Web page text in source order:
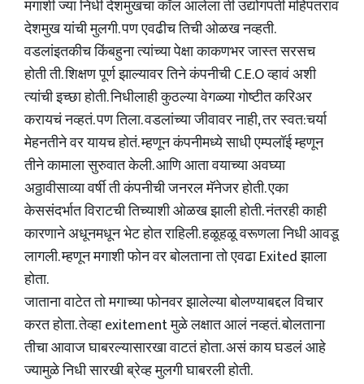
मगाशी ज्या निधी देशमुखचा कॉल आलेला ती उद्योगपती महिपतराव
देशमुख यांची मुलगी. पण एवढीच तिची ओळख नव्हती.
वडलांइतकीच किंबहुना त्यांच्या पेक्षा काकणभर जास्त सरसच
होती ती. शिक्षण पूर्ण झाल्यावर तिने कंपनीची C.E.O व्हावं अशी
त्यांची इच्छा होती. निधीलाही कुठल्या वेगळ्या गोष्टीत करिअर
करायचं नव्हतं. पण तिला. वडलांच्या जीवावर नाही, तर स्वत:चर्या
मेहनतीने वर यायच होतं. म्हणून कंपनीमध्ये साधी एम्पलॉई म्हणून
तीने कामाला सुरुवात केली. आणि आता वयाच्या अवघ्या
अठ्ठावीसाव्या वर्षी ती कंपनीची जनरल मॅनेजर होती. एका
केससंदर्भात विराटची तिच्याशी ओळख झाली होती. नंतरही काही
कारणाने अधूनमधून भेट होत राहिली. हळूहळू वरूणला निधी आवडू
लागली. म्हणून मगाशी फोन वर बोलताना तो एवढा Exited झाला
होता.
जाताना वाटेत तो मगाच्या फोनवर झालेल्या बोलण्याबद्दल विचार
करत होता‌. तेव्हा exitement मुळे लक्षात आलं नव्हतं. बोलताना
तीचा आवाज घाबरल्यासारखा वाटतं होता. असं काय घडलं आहे
ज्यामुळे निधी सारखी ब्रेव्ह मुलगी घाबरली होती.